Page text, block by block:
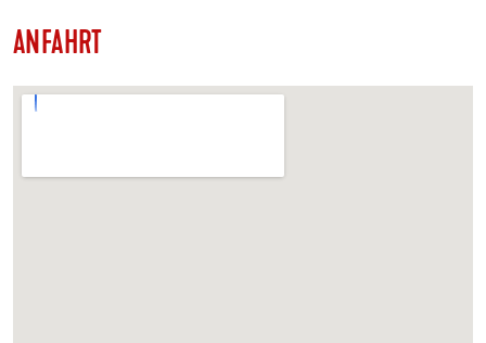
ANFAHRT